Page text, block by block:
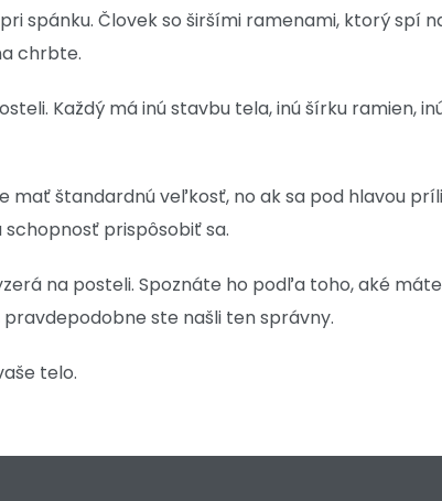
spánku. Človek so širšími ramenami, ktorý spí
chrbte.
Každý má inú stavbu tela, inú šírku ramien,
mať štandardnú veľkosť, no ak sa pod hlavou
prispôsobiť sa.
na posteli. Spoznáte ho podľa toho, aké
ste našli ten správny.
telo.